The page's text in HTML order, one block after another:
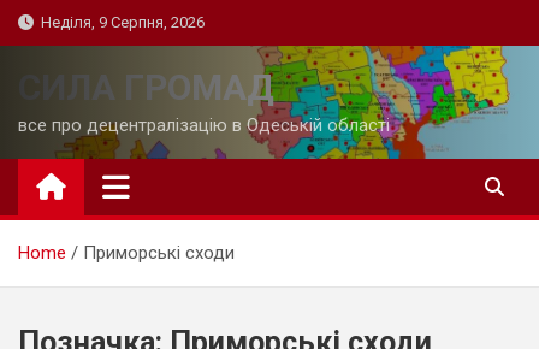
Skip
to
Неділя, 9 Серпня, 2026
СИЛА ГРОМАД
все про децентралізацію в Одеській області
Home Приморські сходи